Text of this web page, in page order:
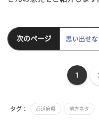
次のページ 思い出せ
1
タグ： 都道府県 地方ネタ